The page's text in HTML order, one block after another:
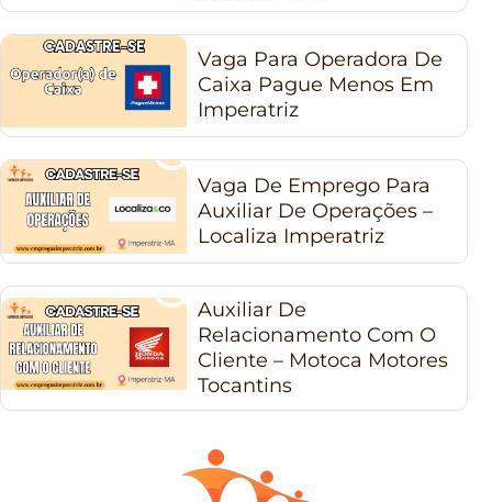
Vaga Para Operadora De
Caixa Pague Menos Em
Imperatriz
Vaga De Emprego Para
Auxiliar De Operações –
Localiza Imperatriz
Auxiliar De
Relacionamento Com O
Cliente – Motoca Motores
Tocantins